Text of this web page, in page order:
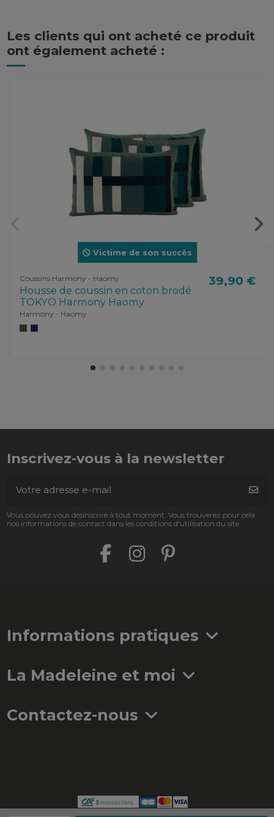
Les clients qui ont acheté ce produit
ont également acheté :
Victime de son succès
Coussins Harmony - Haomy
Housse de coussin en coton brodé
TOKYO Harmony Haomy
Harmony - Haomy
39,90 €
Inscrivez-vous à la newsletter
Vous pouvez vous désinscrire à tout moment. Vous trouverez pour cela
nos informations de contact dans les conditions d'utilisation du site.
Informations pratiques
La Madeleine et moi
Contactez-nous